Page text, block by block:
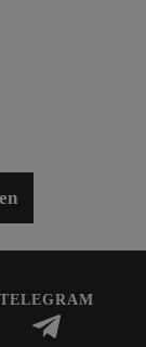
TELEGRAM